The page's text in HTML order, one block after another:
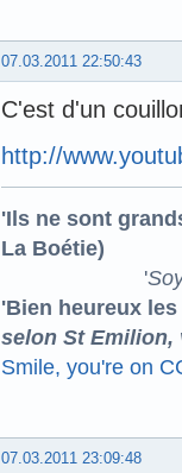
07.03.2011 22:50:43
C'est d'un
http://
'Ils ne sont
La Boétie)
'
'Bien heureux
selon St Emilion,
Smile, you're on
07.03.2011 23:09:48